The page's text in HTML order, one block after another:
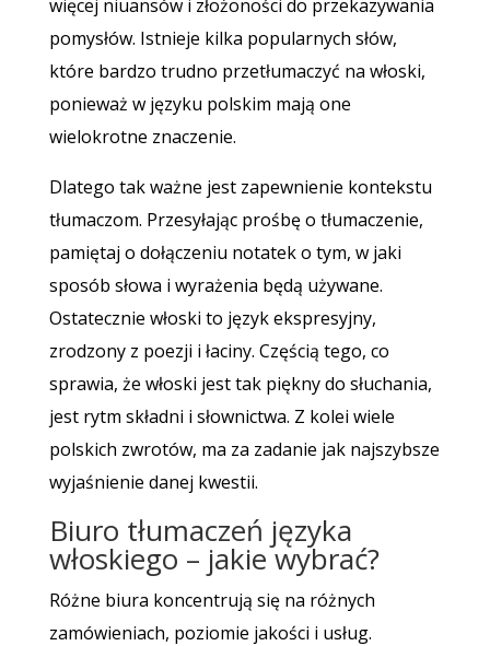
więcej niuansów i złożoności do przekazywania
pomysłów. Istnieje kilka popularnych słów,
które bardzo trudno przetłumaczyć na włoski,
ponieważ w języku polskim mają one
wielokrotne znaczenie.
Dlatego tak ważne jest zapewnienie kontekstu
tłumaczom. Przesyłając prośbę o tłumaczenie,
pamiętaj o dołączeniu notatek o tym, w jaki
sposób słowa i wyrażenia będą używane.
Ostatecznie włoski to język ekspresyjny,
zrodzony z poezji i łaciny. Częścią tego, co
sprawia, że włoski jest tak piękny do słuchania,
jest rytm składni i słownictwa. Z kolei wiele
polskich zwrotów, ma za zadanie jak najszybsze
wyjaśnienie danej kwestii.
Biuro tłumaczeń języka
włoskiego – jakie wybrać?
Różne biura koncentrują się na różnych
zamówieniach, poziomie jakości i usług.